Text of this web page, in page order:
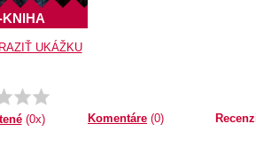
UKÁŽKU
KNIHA
(0x) Komentáre (0)